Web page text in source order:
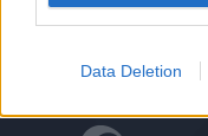
Data Deletion